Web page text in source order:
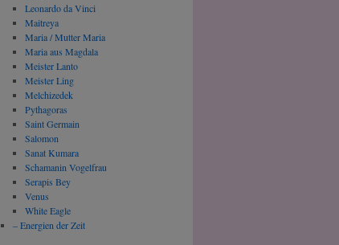
Leonardo da Vinci
Maitreya
Maria / Mutter Maria
Maria aus Magdala
Meister Lanto
Meister Ling
Melchizedek
Pythagoras
Saint Germain
Salomon
Sanat Kumara
Schamanin Vogelfrau
Serapis Bey
Venus
White Eagle
– Energien der Zeit